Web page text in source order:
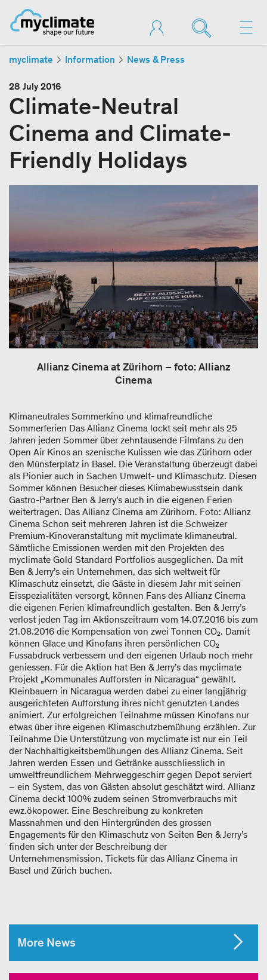
myclimate Information News & Press
28 July 2016
Climate-Neutral
Cinema and Climate-
Friendly Holidays
Allianz Cinema at Zürihorn – foto: Allianz
Cinema
Klimaneutrales Sommerkino und klimafreundliche
Sommerferien Das Allianz Cinema lockt seit mehr als 25
Jahren jeden Sommer über zehntausende Filmfans zu den
Open Air Kinos an szenische Kulissen wie das Zürihorn oder
den Münsterplatz in Basel. Die Veranstaltung überzeugt dabei
als Pionier auch in Sachen Umwelt- und Klimaschutz. Diesen
Sommer können Besucher dieses Klimabewusstsein dank
Gastro-Partner Ben & Jerry’s auch in die eigenen Ferien
weitertragen. Das Allianz Cinema am Zürihorn. Foto: Allianz
Cinema Schon seit mehreren Jahren ist die Schweizer
Premium-Kinoveranstaltung mit myclimate klimaneutral.
Sämtliche Emissionen werden mit den Projekten des
myclimate Gold Standard Portfolios ausgeglichen. Da mit
Ben & Jerry’s ein Unternehmen, das sich weltweit für
Klimaschutz einsetzt, die Gäste in diesem Jahr mit seinen
Eisspezialitäten versorgt, können Fans des Allianz Cinema
die eigenen Ferien klimafreundlich gestalten. Ben & Jerry’s
verlost jeden Tag im Aktionszeitraum vom 14.07.2016 bis zum
21.08.2016 die Kompensation von zwei Tonnen CO₂. Damit
können Glace und Kinofans ihren persönlichen CO₂
Fussabdruck verbessern und den eigenen Urlaub noch mehr
geniessen. Für die Aktion hat Ben & Jerry’s das myclimate
Projekt „Kommunales Aufforsten in Nicaragua“ gewählt.
Kleinbauern in Nicaragua werden dabei zu einer langjährig
ausgerichteten Aufforstung ihres nicht genutzten Landes
animiert. Zur erfolgreichen Teilnahme müssen Kinofans nur
etwas über ihre eigenen Klimaschutzbemühung erzählen. Zur
Teilnahme Die Unterstützung von myclimate ist nur ein Teil
der Nachhaltigkeitsbemühungen des Allianz Cinema. Seit
Jahren werden Essen und Getränke ausschliesslich in
umweltfreundlichem Mehrweggeschirr gegen Depot serviert
– ein System, das von Gästen absolut geschätzt wird. Allianz
Cinema deckt 100% zudem seinen Stromverbrauchs mit
ewz.ökopower. Eine Beschreibung zu konkreten
Massnahmen und den Hintergründen des grossen
Engagements für den Klimaschutz von Seiten Ben & Jerry’s
finden sich unter der Beschreibung der
Unternehmensmission. Tickets für das Allianz Cinema in
Basel und Zürich buchen.
More News